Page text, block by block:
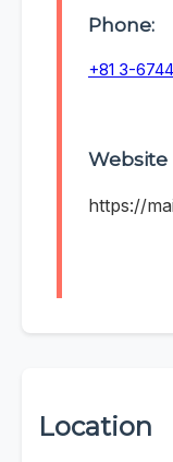
Phone:
+81 3-
Website
https://
Location